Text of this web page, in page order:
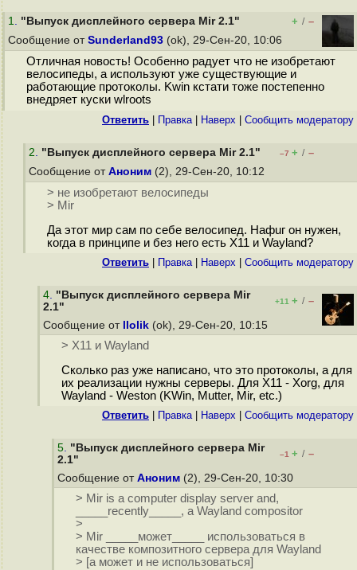
1. "Выпуск дисплейного сервера Mir 2.1" + / –
Сообщение от Sunderland93 (ok), 29-Сен-20, 10:06
Отличная новость! Особенно радует что не изобретают
велосипеды, а используют уже существующие и
работающие протоколы. Kwin кстати тоже постепенно
внедряет куски wlroots
Ответить Правка| Наверх Cообщить модератору
2. "Выпуск дисплейного сервера Mir 2.1" –7 + / –
Сообщение от Аноним (2), 29-Сен-20, 10:12
> не изобретают велосипеды
> Mir
Да этот мир сам по себе велосипед. Нафuг он нужен,
когда в принципе и без него есть X11 и Wayland?
Ответить Правка| Наверх Cообщить модератору
4. "Выпуск дисплейного сервера Mir
2.1"
+11 + / –
Сообщение от llolik (ok), 29-Сен-20, 10:15
> X11 и Wayland
Сколько раз уже написано, что это протоколы, а для
их реализации нужны серверы. Для X11 - Xorg, для
Wayland - Weston (KWin, Mutter, Mir, etc.)
Ответить Правка| Наверх Cообщить модератору
5. "Выпуск дисплейного сервера Mir
2.1"
–1 + / –
Сообщение от Аноним (2), 29-Сен-20, 10:30
> Mir is a computer display server and,
_____recently_____, a Wayland compositor
>
> Mir _____может_____ использоваться в
качестве композитного сервера для Wayland
> [а может и не использоваться]